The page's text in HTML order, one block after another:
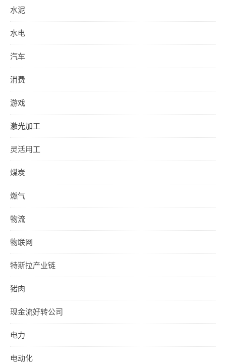
水泥
水电
汽车
消费
游戏
激光加工
灵活用工
煤炭
燃气
物流
物联网
特斯拉产业链
猪肉
现金流好转公司
电力
电动化